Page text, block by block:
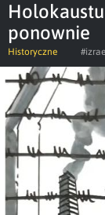
ponownie
Historyczne